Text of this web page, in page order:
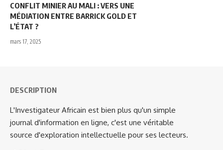
CONFLIT MINIER AU MALI : VERS UNE
MÉDIATION ENTRE BARRICK GOLD ET
L’ÉTAT ?
mars 17, 2025
DESCRIPTION
L'Investigateur Africain est bien plus qu'un simple
journal d'information en ligne, c'est une véritable
source d'exploration intellectuelle pour ses lecteurs.